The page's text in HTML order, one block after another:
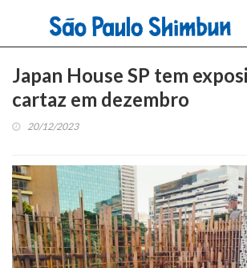
Japan House SP tem
cartaz em dezembro
20/12/2023